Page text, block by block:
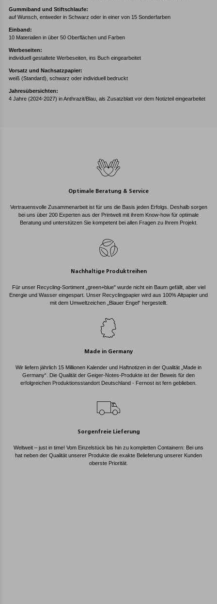
Gummiband und Stiftschlaufe:
auf Wunsch, entweder in Schwarz oder in einer von 15 Sonderfarben
Einband:
10 Materialien in über 50 Oberflächen und Farben
Werbeseiten:
individuell gestaltete Werbeseiten, ins Buch eingearbeitet
Vorsatz und Nachsatzpapier:
weiß (Standard), schwarz oder individuell bedruckt
Jahresübersichten:
4 Jahre (2024-2027) in Anthrazit/Blau, als Zusatzblatt vor dem Notizteil eingearbeitet
Optimale Beratung & Service
Vertrauensvolle Zusammenarbeit ist für uns die Basis jeden Erfolgs. Deshalb sorgen
bei uns über 200 Experten aus der Printwelt mit ihrem Know-how für optimale
Beratung und unterstützen Sie kompetent bei allen Fragen zu Ihrem Projekt.
Nachhaltige Produktreihen
Für unser Recycling-Sortiment „green+blue" wurde nicht ein Baum gefällt, aber viel
Energie und Wasser eingespart. Unser Recyclingpapier wird aus 100% Altpapier und
mit dem Umweltzeichen „Blauer Engel“ hergestellt.
Made in Germany
Wir liefern jährlich 15 Millionen Kalender und Haftnotizen in der Qualität „Made in
Germany“. Die Qualität der Geiger-Notes-Produkte ist der Beweis für den
erfolgreichen Produktionsstandort Deutschland - Fernost ist fern geblieben.
Sorgenfreie Lieferung
Weltweit – just in time! Vom Einzelstück bis hin zu kompletten Containern: Bei uns
hat neben der Qualität unserer Produkte die exakte Belieferung unserer Kunden
oberste Priorität.